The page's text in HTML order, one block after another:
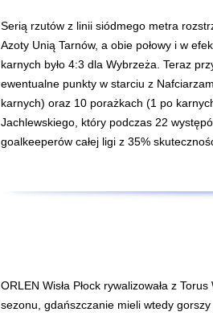
Serią rzutów z linii siódmego metra
Azoty Unią Tarnów, a obie połowy i w
karnych było 4:3 dla Wybrzeża. Teraz
ewentualne punkty w starciu z
karnych) oraz 10 porażkach (1 po
Jachlewskiego, który podczas 22
goalkeeperów całej ligi z 35%
ORLEN Wisła Płock rywalizowała z
sezonu, gdańszczanie mieli wtedy